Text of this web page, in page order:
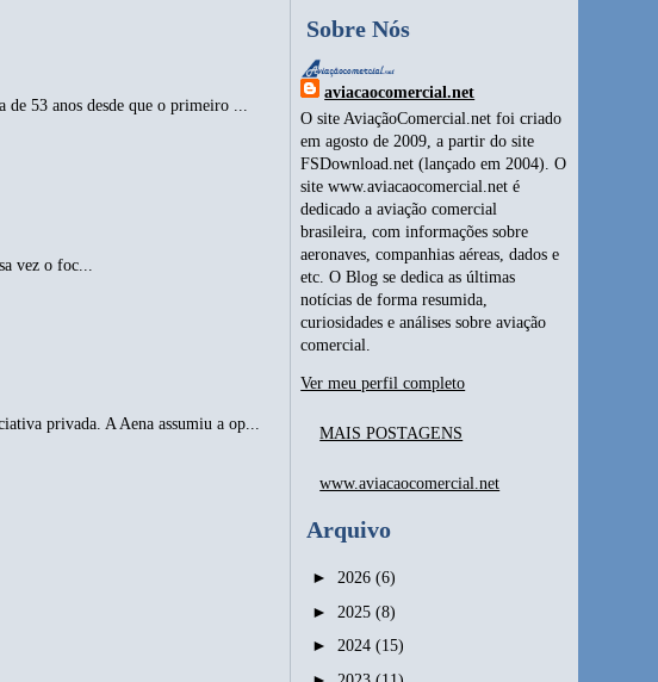
53 anos desde que o primeiro ...
vez o foc...
privada. A Aena assumiu a op...
Sobre Nós
aviacaocomercial.net
O site AviaçãoComercial.net foi criado
em agosto de 2009, a partir do site
FSDownload.net (lançado em 2004). O
site www.aviacaocomercial.net é
dedicado a aviação comercial
brasileira, com informações sobre
aeronaves, companhias aéreas, dados e
etc. O Blog se dedica as últimas
notícias de forma resumida,
curiosidades e análises sobre aviação
comercial.
Ver meu perfil completo
MAIS POSTAGENS
www.aviacaocomercial.net
Arquivo
► 2026(6)
► 2025(8)
► 2024(15)